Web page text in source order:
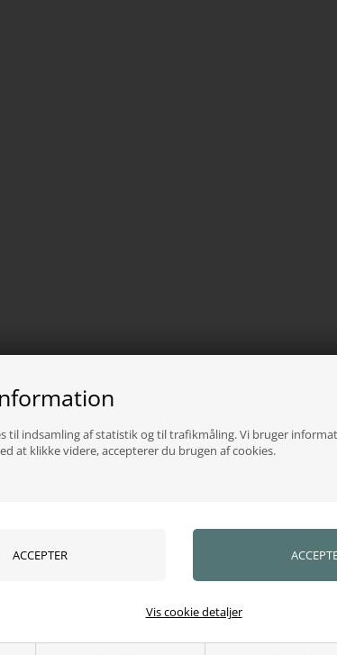
til indsamling af statistik og til trafikmåling. Vi bruger
at klikke videre, accepterer du brugen af cookies.
Vis cookie detaljer